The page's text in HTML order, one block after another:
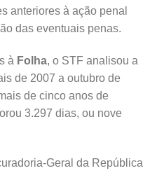
anteriores à ação penal
das eventuais penas.
à Folha, o STF analisou a
de 2007 a outubro de
de cinco anos de
3.297 dias, ou nove
Geral da República